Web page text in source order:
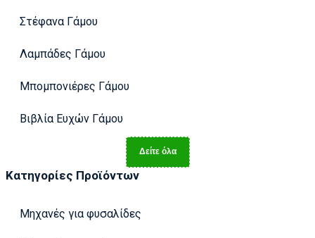
Στέφανα Γάμου
Λαμπάδες Γάμου
Μπομπονιέρες Γάμου
Βιβλία Ευχών Γάμου
Δείτε όλα
Κατηγορίες Προϊόντων
Μηχανές για φυσαλίδες